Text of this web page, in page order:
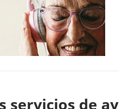
servicios de